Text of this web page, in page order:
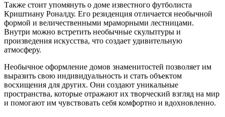
Также стоит упомянуть о доме известного футболиста
Криштиану Роналду. Его резиденция отличается необычной
формой и величественными мраморными лестницами.
Внутри можно встретить необычные скульптуры и
произведения искусства, что создает удивительную
атмосферу.
Необычное оформление домов знаменитостей позволяет им
выразить свою индивидуальность и стать объектом
восхищения для других. Они создают уникальные
пространства, которые отражают их творческий взгляд на мир
и помогают им чувствовать себя комфортно и вдохновленно.